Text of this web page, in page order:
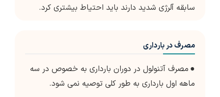
سابقه آلرژی شدید دارند باید احتیاط بیشتری کرد.
مصرف در بارداری
● مصرف آتنولول در دوران بارداری به خصوص در سه
ماهه اول بارداری به طور کلی توصیه نمی شود.